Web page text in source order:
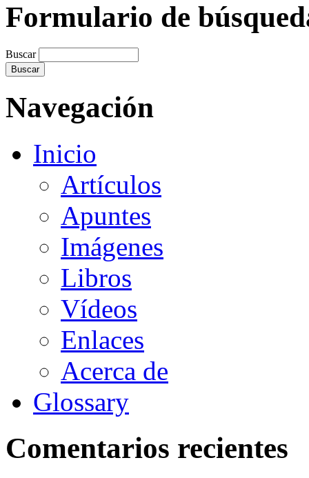
Formulario de
Buscar
Navegación
Inicio
Artículos
Apuntes
Imágenes
Libros
Vídeos
Enlaces
Acerca de
Glossary
Comentarios recientes